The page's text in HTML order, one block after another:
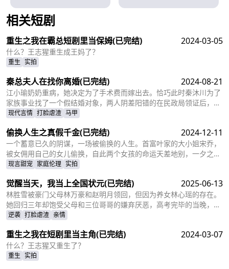
相关短剧
重生之我在霸总短剧里当保姆(已完结) 2024-03-05
什么？王志猩重生成王妈了？
重生 实拍
秦总夫人在找你离婚(已完结) 2024-08-21
江小瑜奶奶重病，她决定为了手术费而嫁出去。恰巧此时秦沐川为了
家族事业找了一个假结婚对象，两人阴差阳错的在民政局领证后，秦
沐川计划一年后离婚并留下电话。一年后，江小瑜在秦沐川的公司面
现代言情 打脸虐渣 马甲
偷换人生之真假千金(已完结) 2024-12-11
一个蓄意已久的阴谋，一场被偷换的人生。首富叶家的大小姐宋乔，
被女佣用自己的女儿偷换，自此两个女孩的命运天差地别，一夕之间
本该是天之骄女的宋乔沦落为佣人女儿，从小备受折磨。而本该贫穷
现言甜宠 家庭伦理 实拍
觉醒当天，我当上全国状元(已完结) 2025-06-13
林胜雪被豪门父母林万豪和赵明月领回，但因为养女林心瑶的存在。
她回归三年却饱受父母和三位哥哥的嫌弃厌恶，高考完毕的当晚，更
是因为救出被林心瑶撞成植物人的傅芊芊，被亲生父母和三个哥哥联
面对三位哥哥施舍和不屑，林胜雪果断跟她们断绝关系，还在状元宴
上用全国状元的满分成绩，横扫父母和三位哥哥嘲笑和不屑。
逆袭 打脸虐渣 亲情
重生之我在短剧里当主角(已完结) 2024-03-07
什么？王志猩又重生了？
重生 实拍